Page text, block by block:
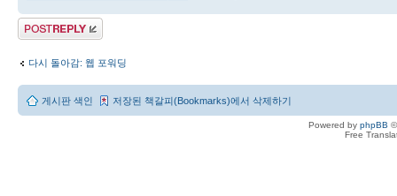
답변 게시글
다시 돌아감: 웹 포워딩
게시판 색인 저장된 책갈피(Bookmarks)에서 삭제하기
Powered by phpBB
Free